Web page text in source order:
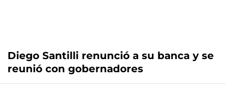
Diego Santilli renunció a su banca y se
reunió con gobernadores